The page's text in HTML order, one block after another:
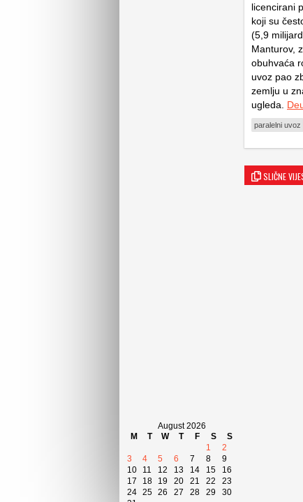
August 2026
M
T W T F S
S
1
2
3
4 5 6 7 8
9
10
11 12 13 14 15
16
17
18 19 20 21 22
23
24 25 26 27 28 29
30
licencirani
koji su
(5,9
Manturov,
obuhvaća
uvoz pao
zemlju u
ugleda.
paralelni uvoz
SLIČNE